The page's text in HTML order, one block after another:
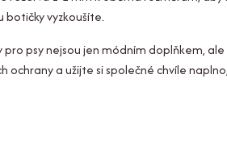
botičky vyzkoušíte.
pro psy nejsou jen módním doplňkem,
ochrany a užijte si společné chvíle